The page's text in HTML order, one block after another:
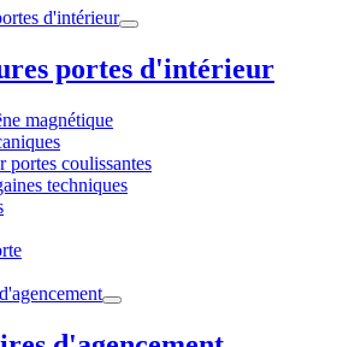
d'intérieur
portes d'intérieur
magnétique
portes coulissantes
techniques